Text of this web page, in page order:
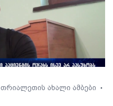
თრიალეთის ახალი ამბები •